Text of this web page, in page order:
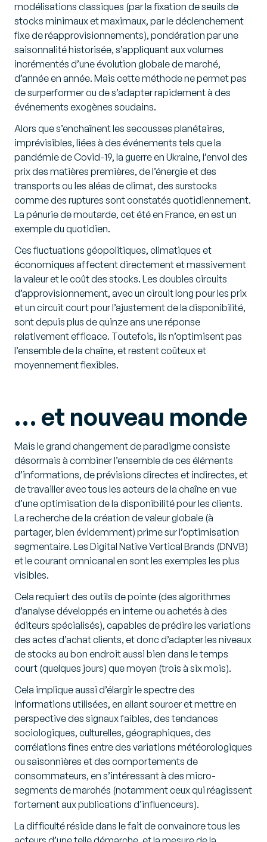
modélisations classiques (par la fixation de seuils de
stocks minimaux et maximaux, par le déclenchement
fixe de réapprovisionnements), pondération par une
saisonnalité historisée, s’appliquant aux volumes
incrémentés d’une évolution globale de marché,
d’année en année. Mais cette méthode ne permet pas
de surperformer ou de s’adapter rapidement à des
événements exogènes soudains.
Alors que s’enchaînent les secousses planétaires,
imprévisibles, liées à des événements tels que la
pandémie de Covid-19, la guerre en Ukraine, l’envol des
prix des matières premières, de l’énergie et des
transports ou les aléas de climat, des surstocks
comme des ruptures sont constatés quotidiennement.
La pénurie de moutarde, cet été en France, en est un
exemple du quotidien.
Ces fluctuations géopolitiques, climatiques et
économiques affectent directement et massivement
la valeur et le coût des stocks. Les doubles circuits
d’approvisionnement, avec un circuit long pour les prix
et un circuit court pour l’ajustement de la disponibilité,
sont depuis plus de quinze ans une réponse
relativement efficace. Toutefois, ils n’optimisent pas
l’ensemble de la chaîne, et restent coûteux et
moyennement flexibles.
… et nouveau monde
Mais le grand changement de paradigme consiste
désormais à combiner l’ensemble de ces éléments
d’informations, de prévisions directes et indirectes, et
de travailler avec tous les acteurs de la chaîne en vue
d’une optimisation de la disponibilité pour les clients.
La recherche de la création de valeur globale (à
partager, bien évidemment) prime sur l’optimisation
segmentaire. Les Digital Native Vertical Brands (DNVB)
et le courant omnicanal en sont les exemples les plus
visibles.
Cela requiert des outils de pointe (des algorithmes
d’analyse développés en interne ou achetés à des
éditeurs spécialisés), capables de prédire les variations
des actes d’achat clients, et donc d’adapter les niveaux
de stocks au bon endroit aussi bien dans le temps
court (quelques jours) que moyen (trois à six mois).
Cela implique aussi d’élargir le spectre des
informations utilisées, en allant sourcer et mettre en
perspective des signaux faibles, des tendances
sociologiques, culturelles, géographiques, des
corrélations fines entre des variations météorologiques
ou saisonnières et des comportements de
consommateurs, en s’intéressant à des micro-
segments de marchés (notamment ceux qui réagissent
fortement aux publications d’influenceurs).
La difficulté réside dans le fait de convaincre tous les